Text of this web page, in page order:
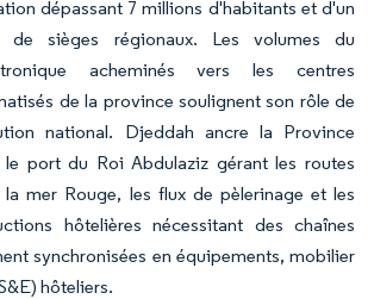
dépassant 7 millions d'habitants et d'un
de sièges régionaux. Les volumes du
acheminés vers les centres
de la province soulignent son rôle de
national. Djeddah ancre la Province
port du Roi Abdulaziz gérant les routes
mer Rouge, les flux de pèlerinage et les
hôtelières nécessitant des chaînes
synchronisées en équipements, mobilier
hôteliers.